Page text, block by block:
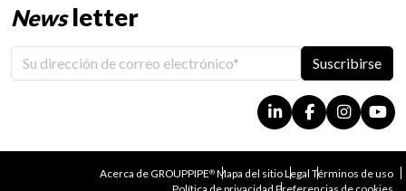
Newsletter
Suscribirse
Acerca de GROUPPIPE® Mapa del sitioLegal Términos de uso